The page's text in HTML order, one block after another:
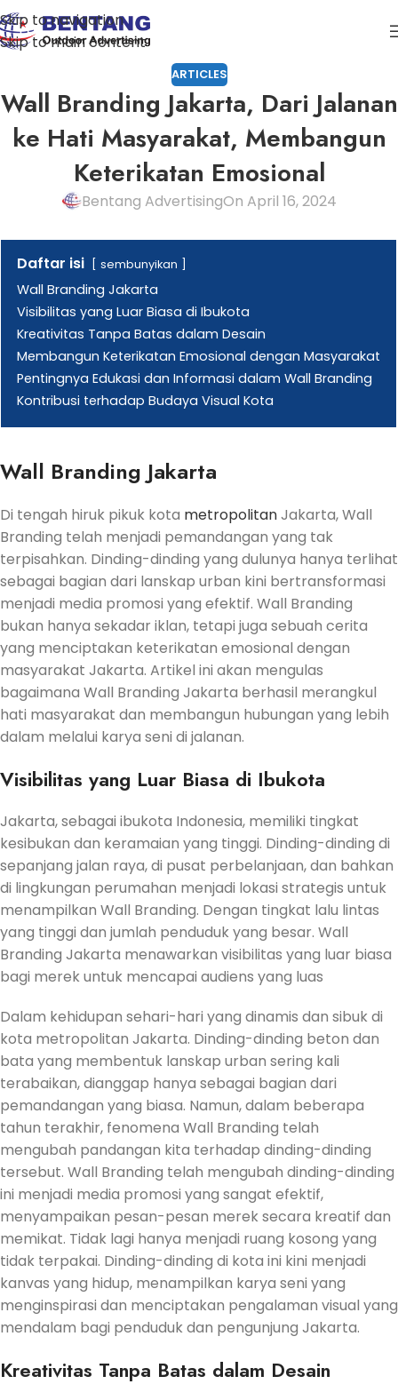
Skip to navigation
Skip to main content
ARTICLES
Wall Branding Jakarta, Dari Jalanan
ke Hati Masyarakat, Membangun
Keterikatan Emosional
Bentang AdvertisingOn April 16, 2024
Daftar isi sembunyikan
Wall Branding Jakarta
Visibilitas yang Luar Biasa di Ibukota
Kreativitas Tanpa Batas dalam Desain
Membangun Keterikatan Emosional dengan Masyarakat
Pentingnya Edukasi dan Informasi dalam Wall Branding
Kontribusi terhadap Budaya Visual Kota
Wall Branding Jakarta
Di tengah hiruk pikuk kota metropolitanJakarta, Wall
Branding telah menjadi pemandangan yang tak
terpisahkan. Dinding-dinding yang dulunya hanya terlihat
sebagai bagian dari lanskap urban kini bertransformasi
menjadi media promosi yang efektif. Wall Branding
bukan hanya sekadar iklan, tetapi juga sebuah cerita
yang menciptakan keterikatan emosional dengan
masyarakat Jakarta. Artikel ini akan mengulas
bagaimana Wall Branding Jakarta berhasil merangkul
hati masyarakat dan membangun hubungan yang lebih
dalam melalui karya seni di jalanan.
Visibilitas yang Luar Biasa di Ibukota
Jakarta, sebagai ibukota Indonesia, memiliki tingkat
kesibukan dan keramaian yang tinggi. Dinding-dinding di
sepanjang jalan raya, di pusat perbelanjaan, dan bahkan
di lingkungan perumahan menjadi lokasi strategis untuk
menampilkan Wall Branding. Dengan tingkat lalu lintas
yang tinggi dan jumlah penduduk yang besar. Wall
Branding Jakarta menawarkan visibilitas yang luar biasa
bagi merek untuk mencapai audiens yang luas
Dalam kehidupan sehari-hari yang dinamis dan sibuk di
kota metropolitan Jakarta. Dinding-dinding beton dan
bata yang membentuk lanskap urban sering kali
terabaikan, dianggap hanya sebagai bagian dari
pemandangan yang biasa. Namun, dalam beberapa
tahun terakhir, fenomena Wall Branding telah
mengubah pandangan kita terhadap dinding-dinding
tersebut. Wall Branding telah mengubah dinding-dinding
ini menjadi media promosi yang sangat efektif,
menyampaikan pesan-pesan merek secara kreatif dan
memikat. Tidak lagi hanya menjadi ruang kosong yang
tidak terpakai. Dinding-dinding di kota ini kini menjadi
kanvas yang hidup, menampilkan karya seni yang
menginspirasi dan menciptakan pengalaman visual yang
mendalam bagi penduduk dan pengunjung Jakarta.
Kreativitas Tanpa Batas dalam Desain